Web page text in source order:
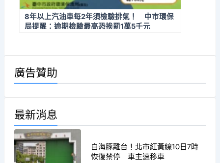
8年以上汽油車每2年須檢驗排氣！ 中市環保
局提醒：逾期檢驗最高恐挨罰1萬5千元
廣告贊助
最新消息
白海豚離台！北市紅黃線10日7時
恢復禁停 車主速移車